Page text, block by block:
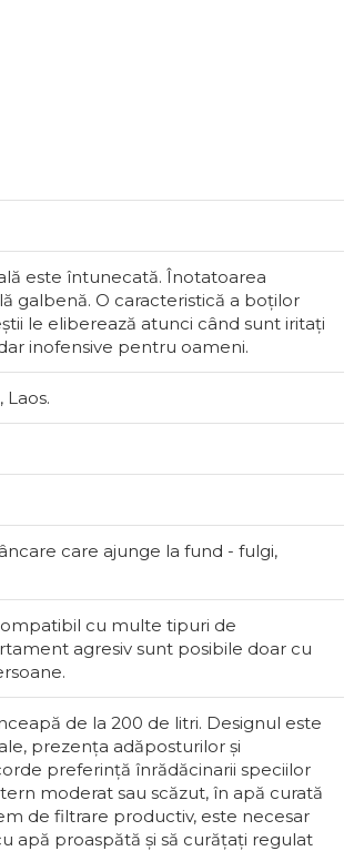
este întunecată. Înotatoarea
galbenă. O caracteristică a boților
le eliberează atunci când sunt iritați
inofensive pentru oameni.
care ajunge la fund - fulgi,
cu multe tipuri de
agresiv sunt posibile doar cu
de la 200 de litri. Designul este
prezența adăposturilor și
preferință înrădăcinarii speciilor
moderat sau scăzut, în apă curată
de filtrare productiv, este necesar
apă proaspătă și să curățați regulat
Botia morleti (Yasuhikotakia
..
150 MDL Fără TVA:150 MDL